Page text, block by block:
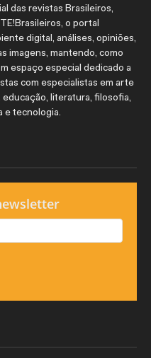
das revistas Brasileiros,
o portal
digital, análises, opiniões,
imagens, mantendo, como
espaço especial dedicado a
com especialistas em arte
literatura, filosofia,
e tecnologia.